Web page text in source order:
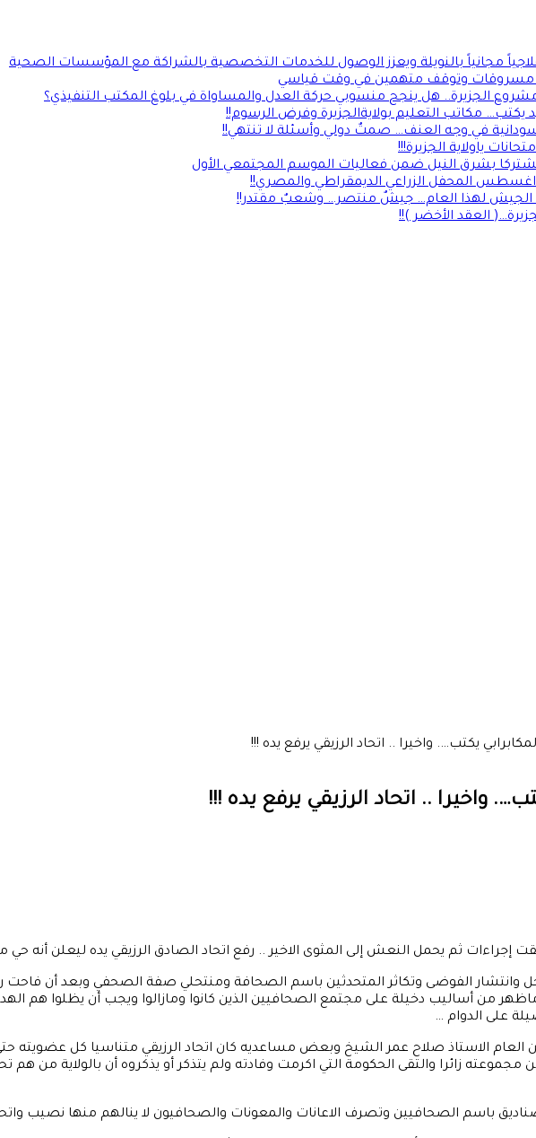
مجانياً بالنويلة ويعزز الوصول للخدمات التخصصية بالشراكة مع المؤسسات الصحية
مسروقات وتوقف متهمين في وقت قياسي
مشروع الجزيرة.. هل ينجح منسوبي حركة العدل والمساواة في بلوغ المكتب التنفيذي؟
مكاتب التعليم بولايةالجزيرة وفرض الرسوم!!
في وجه العنف… صمتٌ دولي وأسئلة لا تنتهي!!
ياولاية الجزيرة!!!
بشرق النيل ضمن فعاليات الموسم المجتمعي الأول
الجيش لهذا العام… جيشٌ منتصر… وشعبٌ مقتدر!!
العقد الأخضر )!!
يكتب…. واخيرا .. اتحاد الرزيقي يرفع يده !!!
واخيرا .. اتحاد الرزيقي يرفع يده !!!
إجراءات ثم يحمل النعش إلى المثوى الاخير .. رفع اتحاد الصادق الرزيقي يده ليعلن أنه حي
وانتشار الفوضى وتكاثر المتحدثين باسم الصحافة ومنتحلي صفة الصحفي وبعد أن فاحت
من أساليب دخيلة على مجتمع الصحافيين الذين كانوا ومازالوا ويجب أن يظلوا هم
على الدوام …
العام الاستاذ صلاح عمر الشيخ وبعض مساعديه كان اتحاد الرزيقي متناسيا كل
مجموعته زائرا والتقى الحكومة التي اكرمت وفادته ولم يتذكر أو يذكروه أن بالولاية من
باسم الصحافيين وتصرف الاعانات والمعونات والصحافيون لا ينالهم منها نصيب